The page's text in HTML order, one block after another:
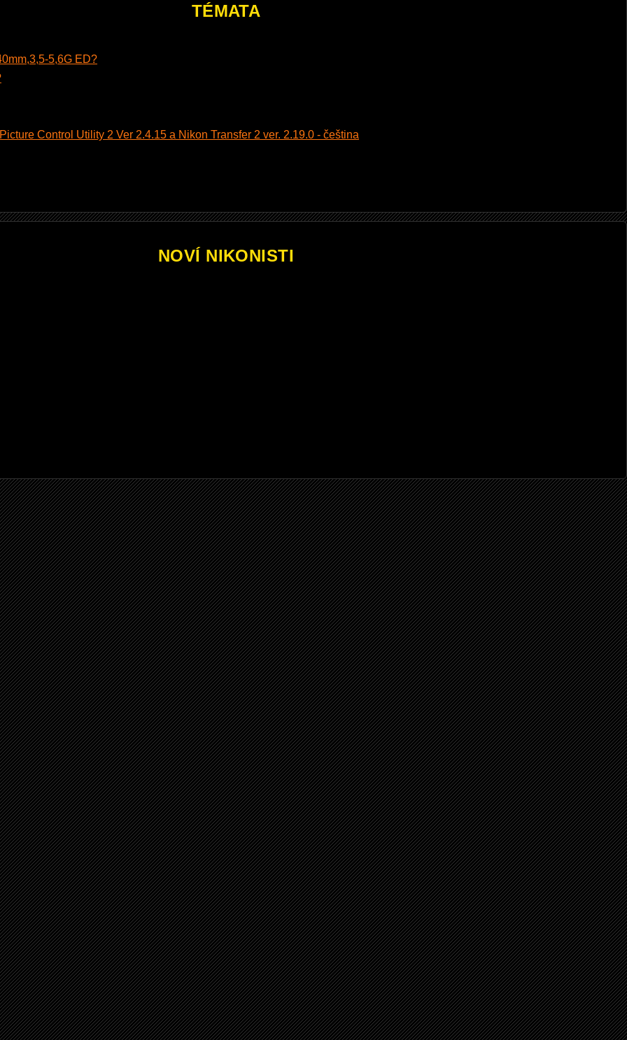
TÉMATA
5,6G ED?
Control Utility 2 Ver 2.4.15 a Nikon Transfer 2 ver. 2.19.0 - čeština
NOVÍ NIKONISTI